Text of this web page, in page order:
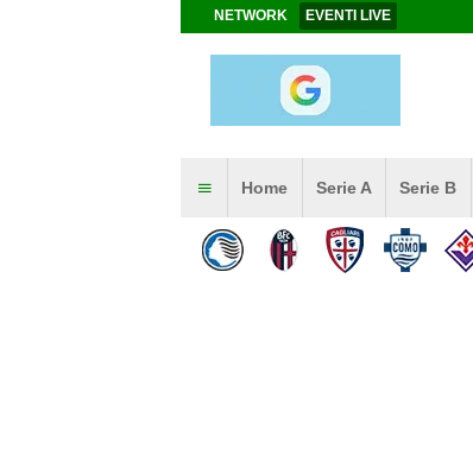
NETWORK EVENTI LIVE
Home Serie A Serie B